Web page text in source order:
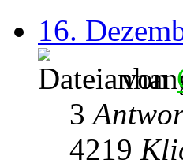
16.
von
3
4219